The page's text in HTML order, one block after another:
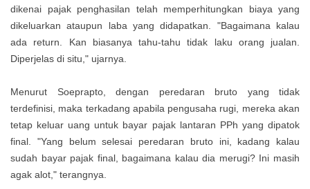
dikenai pajak penghasilan telah memperhitungkan biaya yang
dikeluarkan ataupun laba yang didapatkan. "Bagaimana kalau
ada return. Kan biasanya tahu-tahu tidak laku orang jualan.
Diperjelas di situ," ujarnya.
Menurut Soeprapto, dengan peredaran bruto yang tidak
terdefinisi, maka terkadang apabila pengusaha rugi, mereka akan
tetap keluar uang untuk bayar pajak lantaran PPh yang dipatok
final. "Yang belum selesai peredaran bruto ini, kadang kalau
sudah bayar pajak final, bagaimana kalau dia merugi? Ini masih
agak alot," terangnya.